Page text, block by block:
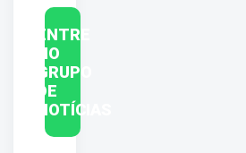
ENTRE
NO
GRUPO
DE
NOTÍCIAS